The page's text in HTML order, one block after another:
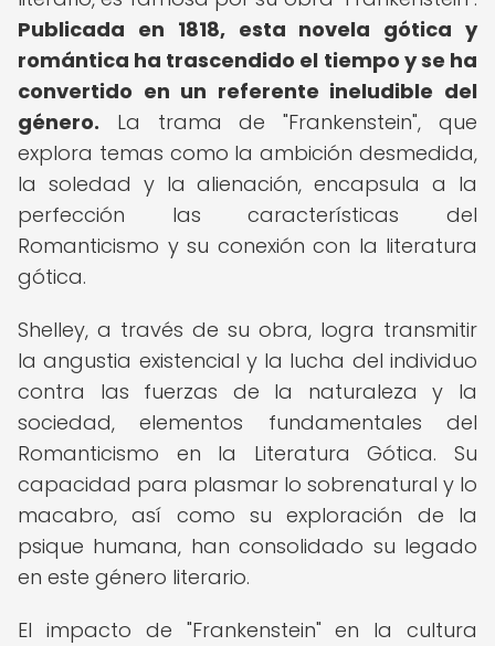
Publicada en 1818, esta novela gótica y
romántica ha trascendido el tiempo y se ha
convertido en un referente ineludible del
género. La trama de "Frankenstein", que
explora temas como la ambición desmedida,
la soledad y la alienación, encapsula a la
perfección las características del
Romanticismo y su conexión con la literatura
gótica.
Shelley, a través de su obra, logra transmitir
la angustia existencial y la lucha del individuo
contra las fuerzas de la naturaleza y la
sociedad, elementos fundamentales del
Romanticismo en la Literatura Gótica. Su
capacidad para plasmar lo sobrenatural y lo
macabro, así como su exploración de la
psique humana, han consolidado su legado
en este género literario.
El impacto de "Frankenstein" en la cultura